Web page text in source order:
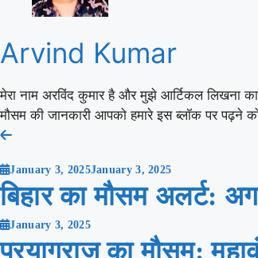
Arvind Kumar
मेरा नाम अरविंद कुमार है और मुझे आर्टिकल लिखना
मौसम की जानकारी आपको हमारे इस ब्लॉक पर पढ़ने
Post
navigation
January 3, 2025January 3, 2025
बिहार का मौसम अलर्ट:
January 3, 2025
प्रयागराज का मौसम: